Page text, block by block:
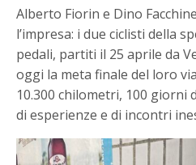
Alberto Fiorin e Dino
l’impresa: i due ciclisti della
pedali, partiti il 25 aprile da
oggi la meta finale del loro
10.300 chilometri, 100 giorni
di esperienze e di incontri